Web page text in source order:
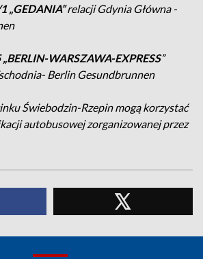
„GEDANIA”relacji Gdynia Główna -
„BERLIN-WARSZAWA-EXPRESS”
Berlin Gesundbrunnen
Świebodzin-Rzepin mogą korzystać
autobusowej zorganizowanej przez